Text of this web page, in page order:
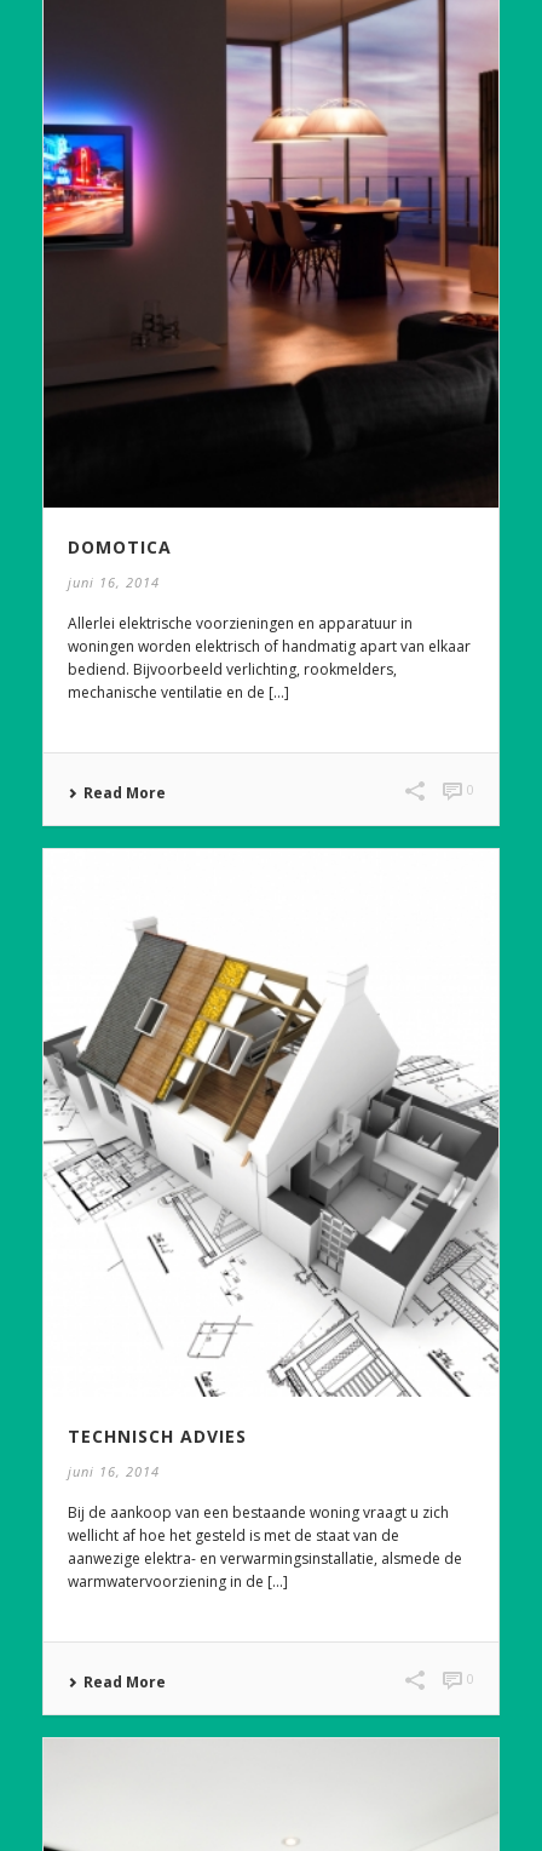
DOMOTICA
juni 16, 2014
Allerlei elektrische voorzieningen en apparatuur in
woningen worden elektrisch of handmatig apart van elkaar
bediend. Bijvoorbeeld verlichting, rookmelders,
mechanische ventilatie en de [...]
Read More 0
TECHNISCH ADVIES
juni 16, 2014
Bij de aankoop van een bestaande woning vraagt u zich
wellicht af hoe het gesteld is met de staat van de
aanwezige elektra- en verwarmingsinstallatie, alsmede de
warmwatervoorziening in de [...]
Read More 0